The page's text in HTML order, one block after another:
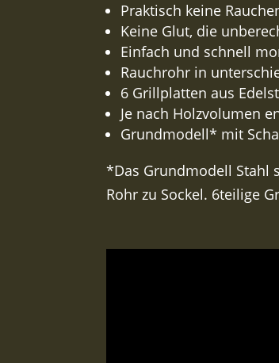
Praktisch keine
Keine Glut, die
Einfach und schnell
Rauchrohr in
6 Grillplatten aus
Je nach Holzvolumen
Grundmodell* mit
*Das Grundmodell Stahl
Rohr zu Sockel. 6teilige